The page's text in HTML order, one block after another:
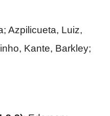
Azpilicueta, Luiz,
Kante, Barkley;